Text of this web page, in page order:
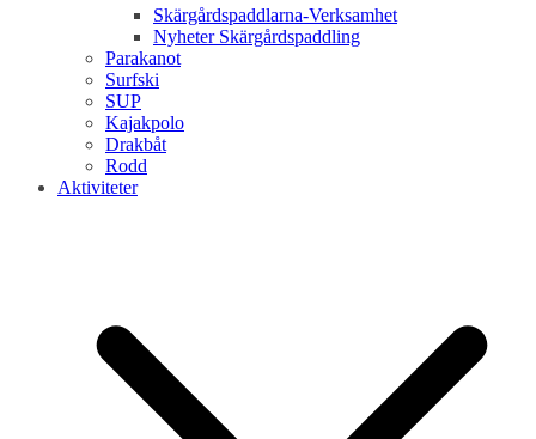
Skärgårdspaddlarna-Verksamhet
Nyheter Skärgårdspaddling
Parakanot
Surfski
SUP
Kajakpolo
Drakbåt
Rodd
Aktiviteter